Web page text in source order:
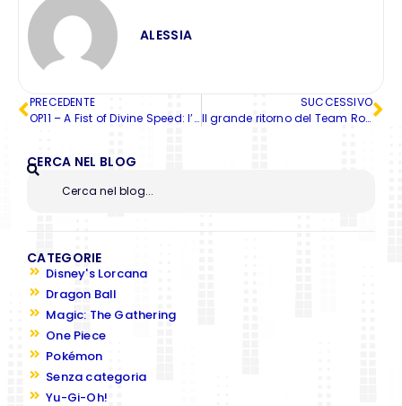
ALESSIA
PRECEDENTE
OP11 – A Fist of Divine Speed: l’espansione che accelera il meta del One Piece Card Game
SUCCESSIVO
Il grande ritorno del Team Rocket: cosa aspettarsi da “Rivali Predestinati”
CERCA NEL BLOG
CATEGORIE
Disney's Lorcana
Dragon Ball
Magic: The Gathering
One Piece
Pokémon
Senza categoria
Yu-Gi-Oh!